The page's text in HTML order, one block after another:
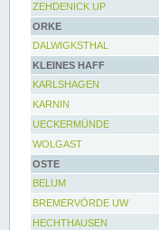
ZEHDENICK UP
ORKE
DALWIGKSTHAL
KLEINES HAFF
KARLSHAGEN
KARNIN
UECKERMÜNDE
WOLGAST
OSTE
BELUM
BREMERVÖRDE UW
HECHTHAUSEN